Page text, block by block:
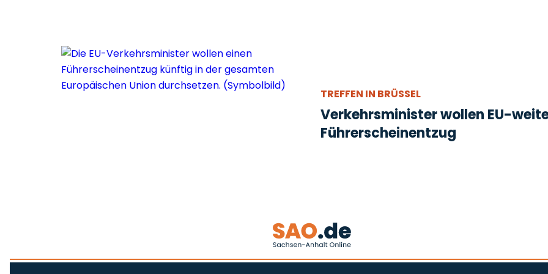
TREFFEN IN BRÜSSEL
Verkehrsminister wollen EU-
Führerscheinentzug